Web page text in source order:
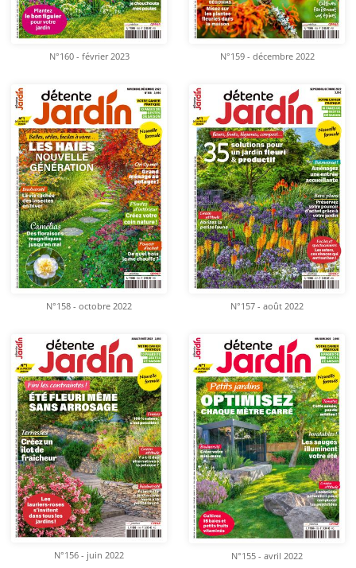
N°160 - février 2023 N°159 - décembre 2022
N°158 - octobre 2022 N°157 - août 2022
N°156 - juin 2022 N°155 - avril 2022